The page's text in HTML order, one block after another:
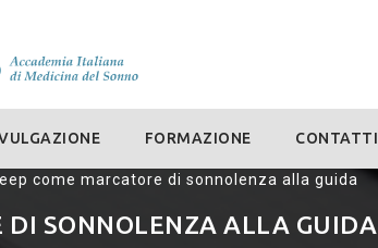
FORMAZIONE CONTATTI
come marcatore di sonnolenza alla guida
DI SONNOLENZA ALLA GUIDA